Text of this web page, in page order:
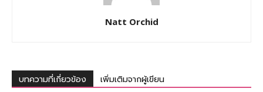
Natt Orchid
บทความที่เกี่ยวข้อง เพิ่มเติมจากผู้เขียน